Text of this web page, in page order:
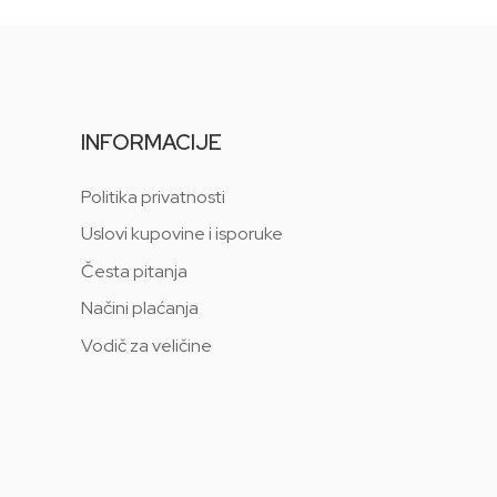
INFORMACIJE
Politika privatnosti
Uslovi kupovine i isporuke
Česta pitanja
Načini plaćanja
Vodič za veličine